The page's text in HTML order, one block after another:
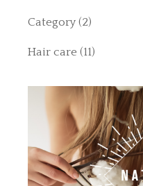
Category (2)
Hair care (11)